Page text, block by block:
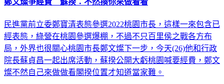
民進黨前立委鄭寶清表態參選2022桃園市長，這樣一來包含已
經表態，綠營在桃園參選爆棚，不過不只百里侯之戰各方布
局，外界也很關心桃園市長鄭文燦下一步，今天(26)他和行政
院長蘇貞昌一起出席活動，蘇揆公開大虧桃園喊要經費，鄭文
燦不然自己來做做看閣揆位置才知道當家難。